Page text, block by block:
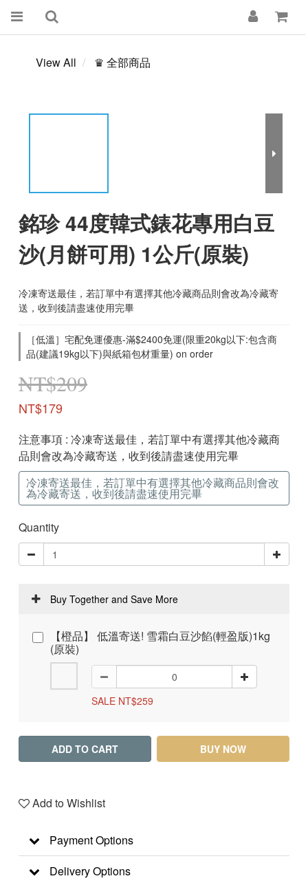
View All ♛ 全部商品
銘珍 44度韓式錶花專用白豆
沙(月餅可用) 1公斤(原裝)
冷凍寄送最佳，若訂單中有選擇其他冷藏商品則會改為冷藏寄
送，收到後請盡速使用完畢
［低溫］宅配免運優惠-滿$2400免運(限重20kg以下:包含商
品(建議19kg以下)與紙箱包材重量) on order
NT$209
NT$179
注意事項 : 冷凍寄送最佳，若訂單中有選擇其他冷藏商
品則會改為冷藏寄送，收到後請盡速使用完畢
冷凍寄送最佳，若訂單中有選擇其他冷藏商品則會改
為冷藏寄送，收到後請盡速使用完畢
Quantity
Buy Together and Save More
【橙品】 低溫寄送! 雪霜白豆沙餡(輕盈版)1kg
(原裝)
SALE NT$259
ADD TO CART BUY NOW
Add to Wishlist
Payment Options
Delivery Options